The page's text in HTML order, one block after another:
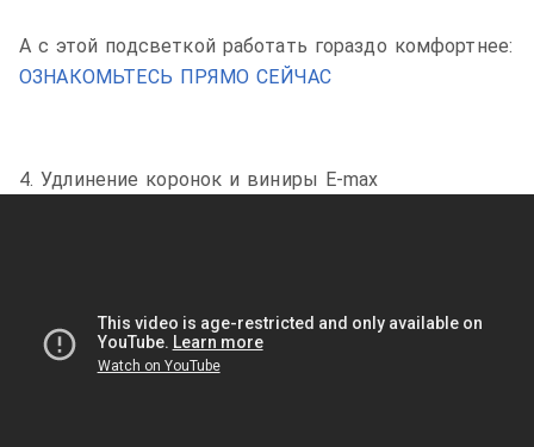
А с этой подсветкой работать гораздо комфортнее:
ОЗНАКОМЬТЕСЬ ПРЯМО СЕЙЧАС
4. Удлинение коронок и виниры E-max